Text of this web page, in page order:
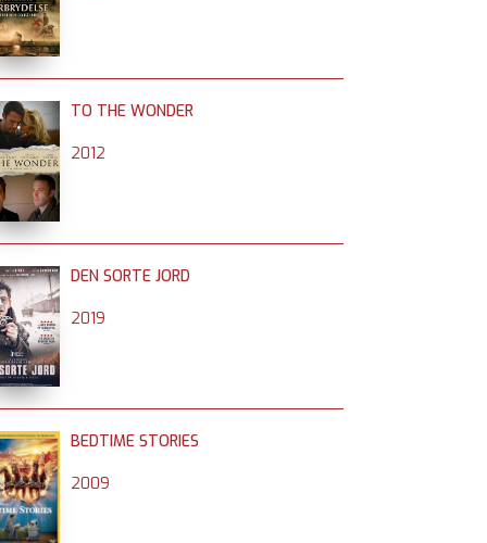
TO THE WONDER
2012
DEN SORTE JORD
2019
BEDTIME STORIES
2009